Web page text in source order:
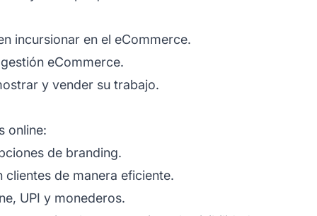
incursionar en el eCommerce.
eCommerce.
y vender su trabajo.
online:
de branding.
de manera eficiente.
UPI y monederos.